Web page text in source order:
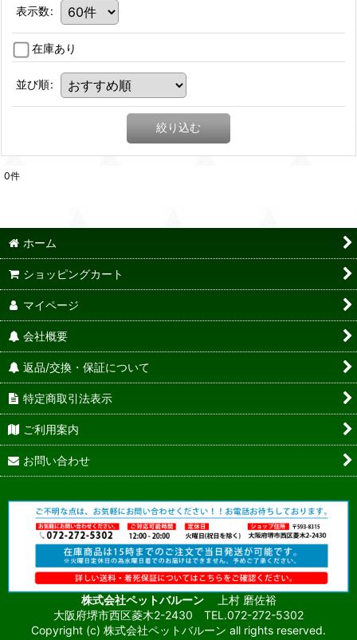
表示数:
在庫あり
並び順:
絞り込む
0件
ホーム
ショッピングカート
マイページ
会社概要
返品/交換・保証について
特定商取引法表示
ご利用案内
お問い合わせ
株式会社ペットバルーン
上村 磨佐裕
大阪府堺市西区菱木2-2430 TEL.072-272-5302
Copyright (c) 株式会社ペットバルーン all rights reserved.